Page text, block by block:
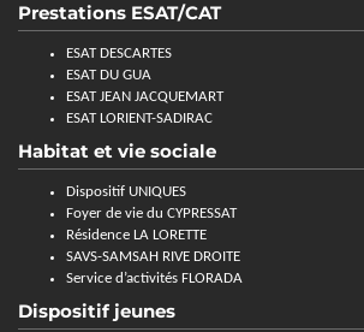
Prestations ESAT/CAT
ESAT DESCARTES
ESAT DU GUA
ESAT JEAN JACQUEMART
ESAT LORIENT-SADIRAC
Habitat et vie sociale
Dispositif UNIQUES
Foyer de vie du CYPRESSAT
Résidence LA LORETTE
SAVS-SAMSAH RIVE DROITE
Service d’activités FLORADA
Dispositif jeunes